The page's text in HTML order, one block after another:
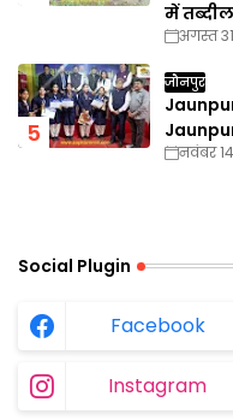
में तब्दील
अगस्त
जौनपुर
नवंबर
Social Plugin
Facebook
Instagram